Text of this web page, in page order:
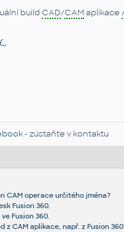
build CAD/CAMaplikace
- zústaňte v kontaktu
CAM operace určitého jména?
Fusion 360.
Fusion 360.
CAM aplikace, např. z Fusion